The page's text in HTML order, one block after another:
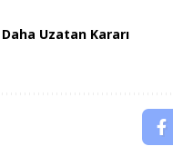
Uzatan Kararı